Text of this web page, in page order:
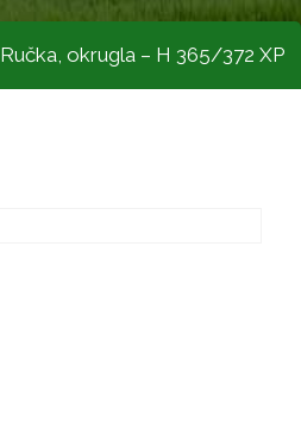
Ručka, okrugla – H 365/372 XP